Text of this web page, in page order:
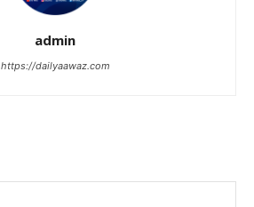
admin
https://dailyaawaz.com